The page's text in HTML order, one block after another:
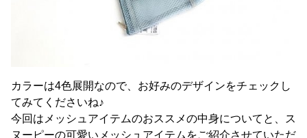
カラーは4色展開なので、お好みのデザインをチェックし
てみてくださいね♪
今回はメッシュアイテムのおススメの中身についてと、ス
ヌーピーの可愛いメッシュアイテムをご紹介させていただ